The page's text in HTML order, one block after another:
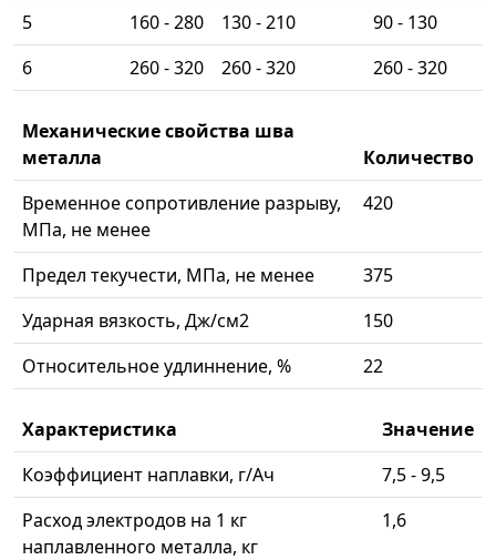
5
160 - 280 130 - 210
90 - 130
6
260 - 320 260 - 320 260 - 320
Механические свойства шва
металла
Количество
Временное сопротивление разрыву,
МПа, не менее
420
Предел текучести, МПа, не менее
375
Ударная вязкость, Дж/см2
150
Относительное удлиннение, %
22
Характеристика
Значение
Коэффициент наплавки, г/Ач
7,5 - 9,5
Расход электродов на 1 кг
наплавленного металла, кг
1,6